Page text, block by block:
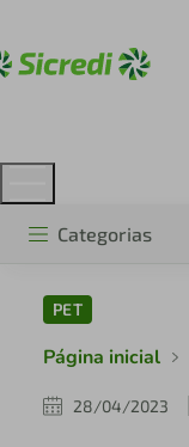
Categorias
PET
Página inicial
28/04/2023